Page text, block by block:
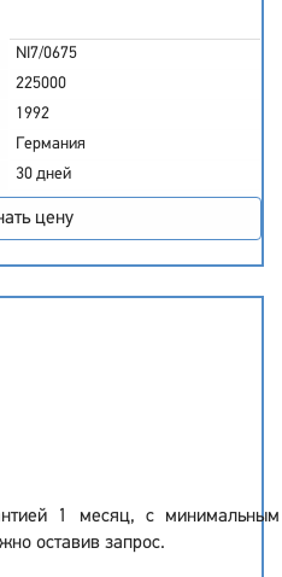
NI7/0675
225000
1992
Германия
30 дней
цену
1 месяц, с минимальным
оставив запрос.